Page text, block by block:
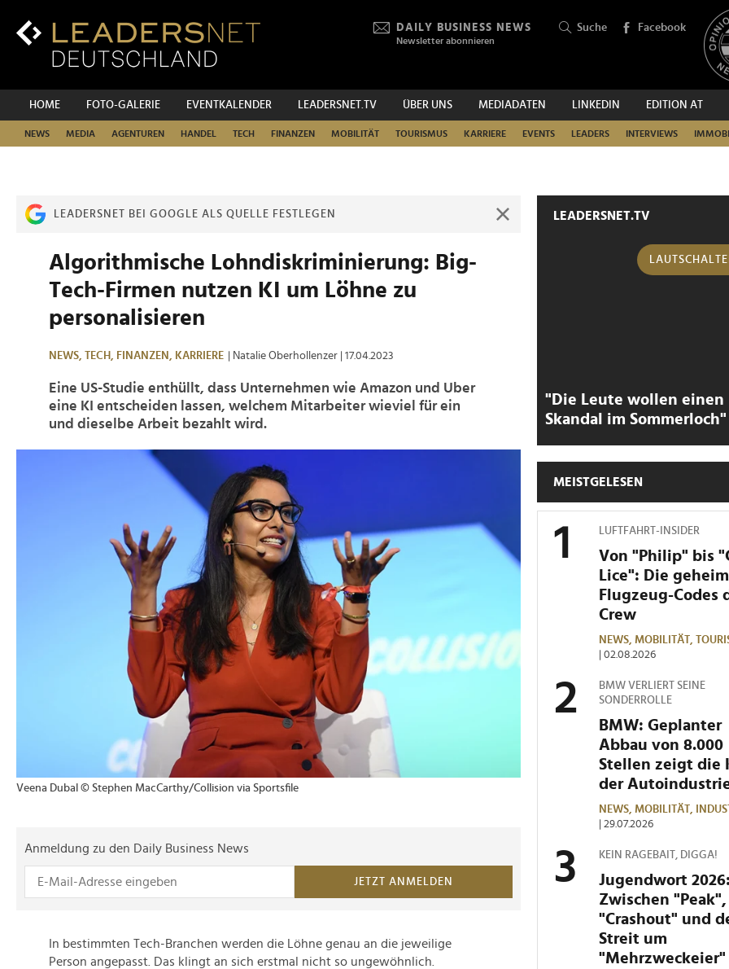
Inhalt
DAILY BUSINESS NEWS
Newsletter abonnieren
Suche Facebook
HOME FOTO-GALERIE EVENTKALENDER LEADERSNET.TV ÜBER UNS MEDIADATEN LINKEDIN EDITION AT
NEWS MEDIA AGENTUREN HANDEL TECH FINANZEN MOBILITÄT TOURISMUS KARRIERE EVENTS LEADERS INTERVIEWS
SUCHEN
LEADERSNET BEI GOOGLE ALS QUELLE FESTLEGEN
Algorithmische Lohndiskriminierung: Big-
Tech-Firmen nutzen KI um Löhne zu
personalisieren
NEWS, TECH, FINANZEN, KARRIERE | Natalie Oberhollenzer | 17.04.2023
Eine US-Studie enthüllt, dass Unternehmen wie Amazon und Uber
eine KI entscheiden lassen, welchem Mitarbeiter wieviel für ein
und dieselbe Arbeit bezahlt wird.
Veena Dubal © Stephen MacCarthy/Collision via Sportsfile
Anmeldung zu den Daily Business News
JETZT ANMELDEN
In bestimmten Tech-Branchen werden die Löhne genau an die jeweilige
Person angepasst. Das klingt an sich erstmal nicht so ungewöhnlich.
LEADERSNET.TV
"Die Leute wollen einen
Skandal im Sommerloch"
MEISTGELESEN
LUFTFAHRT-INSIDER
Von "Philip" bis
Lice": Die
Flugzeug-Codes
Crew
NEWS, MOBILITÄT,
| 02.08.2026
BMW VERLIERT SEINE
SONDERROLLE
BMW: Geplanter
Abbau von 8.000
Stellen zeigt die
der
NEWS, MOBILITÄT,
| 29.07.2026
KEIN RAGEBAIT, DIGGA!
Jugendwort 2026:
Zwischen "Peak",
"Crashout" und
Streit um
"Mehrzweckeier"